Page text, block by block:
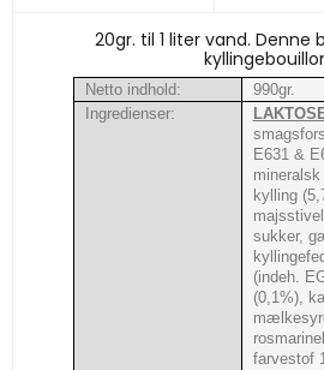
20gr. til 1 liter vand. Denne
Netto indhold:
990gr.
Ingredienser:
E631 &
kylling
sukker,
(indeh.
(0,1%),
farvestof